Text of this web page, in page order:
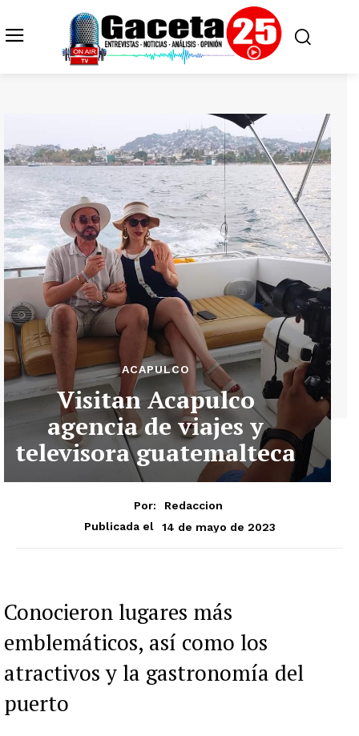
ACAPULCO
Visitan Acapulco
agencia de viajes y
televisora guatemalteca
Por:
Redaccion
Publicada el
14 de mayo de 2023
Conocieron lugares más
emblemáticos, así como los
atractivos y la gastronomía del
puerto